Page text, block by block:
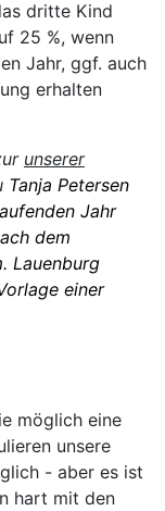
dritte Kind
25 %, wenn
Jahr, ggf. auch
erhalten
unserer
Tanja Petersen
Jahr
dem
Lauenburg
einer
möglich eine
unsere
- aber es ist
hart mit den